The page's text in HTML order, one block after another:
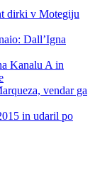
dirki v Motegiju
Dall’Igna
Kanalu A in
vendar ga
in udaril po